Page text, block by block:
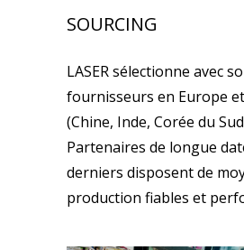
SOURCING
LASER sélectionne avec
fournisseurs en Europe
(Chine, Inde, Corée du
Partenaires de longue
derniers disposent de
production fiables et